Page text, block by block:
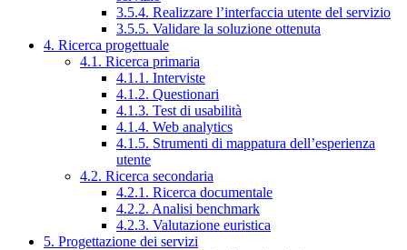
3.5.4. Realizzare l’interfaccia utente del servizio
3.5.5. Validare la soluzione ottenuta
4. Ricerca progettuale
4.1. Ricerca primaria
4.1.1. Interviste
4.1.2. Questionari
4.1.3. Test di usabilità
4.1.4. Web analytics
4.1.5. Strumenti di mappatura dell’esperienza
utente
4.2. Ricerca secondaria
4.2.1. Ricerca documentale
4.2.2. Analisi benchmark
4.2.3. Valutazione euristica
5. Progettazione dei servizi